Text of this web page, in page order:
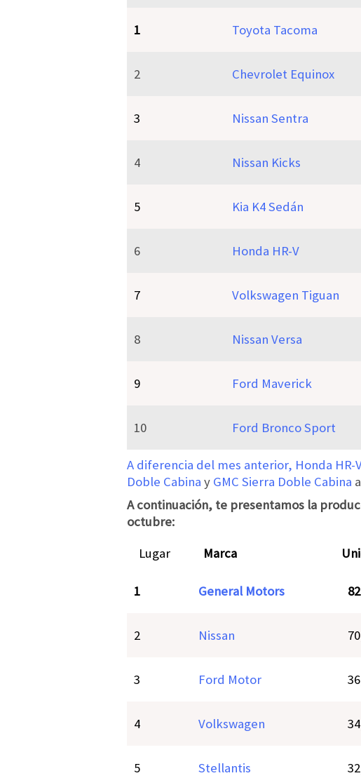
1 Toyota Tacoma
2 Chevrolet Equinox
3 Nissan Sentra
4 Nissan Kicks
5 Kia K4 Sedán
6 Honda HR-V
7 Volkswagen Tiguan
8 Nissan Versa
9 Ford Maverick
10 Ford Bronco Sport
A diferencia del mes anterior, Honda HR-
Doble Cabina y GMC Sierra Doble Cabina
A continuación, te presentamos la
octubre:
Lugar
Marca
1 General Motors
2 Nissan
3 Ford Motor
4 Volkswagen
5 Stellantis